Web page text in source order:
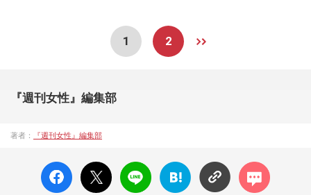
1 2
『週刊女性』編集部
著者： 『週刊女性』編集部
facebo
ok い
X ポス
ト
LINE
はてな
ブック
コメン
ト